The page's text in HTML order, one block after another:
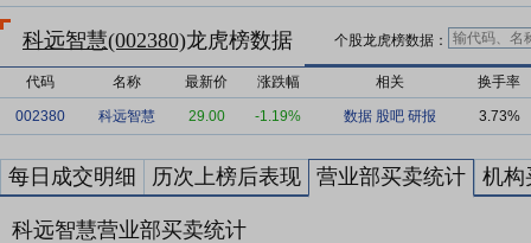
科远智慧(002380)龙虎榜数据 个股龙虎榜数据：
代码 名称 最新价 涨跌幅 相关 换手率
002380 科远智慧 29.00 -1.19% 数据 股吧 研报 3.73%
每日成交明细 历次上榜后表现 营业部买卖统计 机构
科远智慧营业部买卖统计